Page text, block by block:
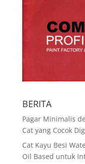
BERITA
Pagar Minimalis
Cat yang Cocok
Cat Kayu Besi
Oil Based untuk